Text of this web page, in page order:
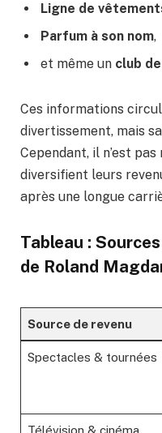
Ligne de
Parfum à son nom,
et même un club
Ces informations
divertissement, mais
Cependant, il n’est
diversifient leurs
après une longue
Tableau :
de Roland
Source de revenu
Spectacles & tournées
Télévision & cinéma